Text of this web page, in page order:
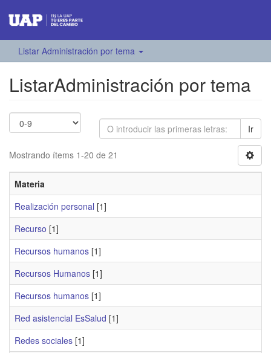
Listar Administración por tema
ListarAdministración por tema
Ir
Mostrando ítems 1-20 de 21
Materia
Realización personal [1]
Recurso [1]
Recursos humanos [1]
Recursos Humanos [1]
Recursos humanos [1]
Red asistencial EsSalud [1]
Redes sociales [1]